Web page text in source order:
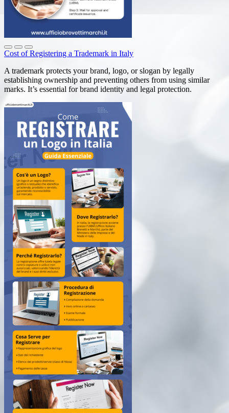
Cost of Registering a Trademark in Italy
A trademark protects your brand, logo, or slogan by legally
establishing ownership and preventing others from using similar
marks. It’s essential for brand identity and legal protection.